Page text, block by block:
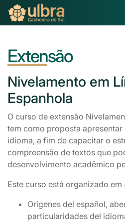
Extensão
Nivelamento em
Espanhola
O curso de extensão
tem como proposta
idioma, a fim de capacitar o
compreensão de textos que
desenvolvimento acadêmico
Este curso está organizado em
Orígenes del español,
particularidades del